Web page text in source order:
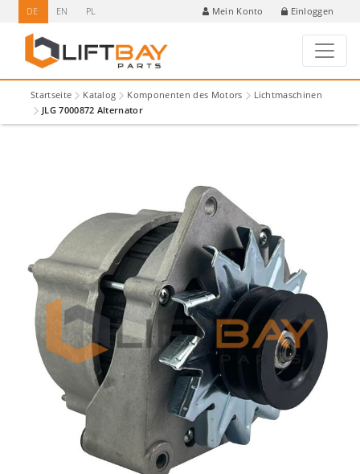
DE EN PL Mein Konto Einloggen
Startseite Katalog Komponenten des Motors
Lichtmaschinen
JLG 7000872 Alternator